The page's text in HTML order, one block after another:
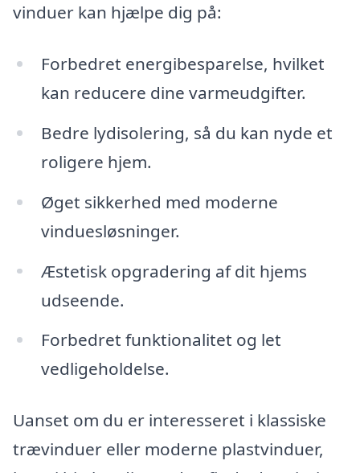
vinduer kan hjælpe dig på:
Forbedret energibesparelse, hvilket
kan reducere dine varmeudgifter.
Bedre lydisolering, så du kan nyde et
roligere hjem.
Øget sikkerhed med moderne
vinduesløsninger.
Æstetisk opgradering af dit hjems
udseende.
Forbedret funktionalitet og let
vedligeholdelse.
Uanset om du er interesseret i klassiske
trævinduer eller moderne plastvinduer,